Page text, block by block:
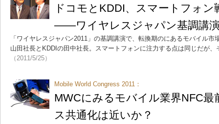
ドコモとKDDI、スマートフォ
――ワイヤレスジャパン基調講
「ワイヤレスジャパン2011」の基調講演で、転換期のにあるモバイル
山田社長とKDDIの田中社長。スマートフォンに注力する点は同じだが
（2011/5/25）
Mobile World Congress 2011：
MWCにみるモバイル業界NFC
ス共通化は近いか？